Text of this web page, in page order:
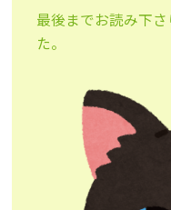
最後までお読み下
た。